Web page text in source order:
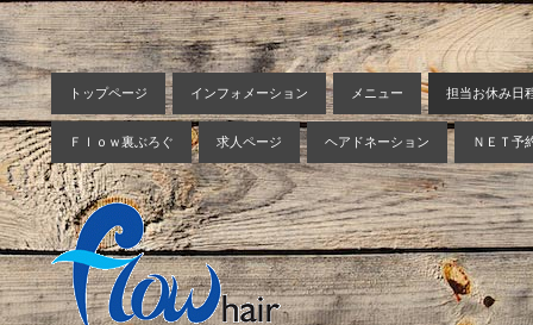
トップページ インフォメーション メニュー 担当お休み日
Ｆｌｏｗ裏ぶろぐ 求人ページ ヘアドネーション ＮＥＴ予